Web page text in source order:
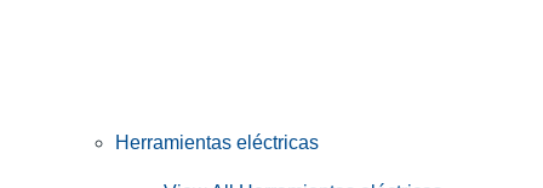
Herramientas eléctricas